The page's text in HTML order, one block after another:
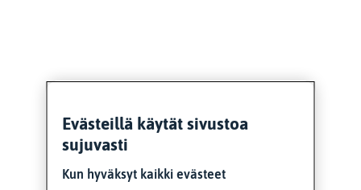
Evästeillä käytät sivustoa
sujuvasti
Kun hyväksyt kaikki evästeet